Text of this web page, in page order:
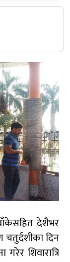
देशैभर
चतुर्दशीका दिन
शिवारात्रि